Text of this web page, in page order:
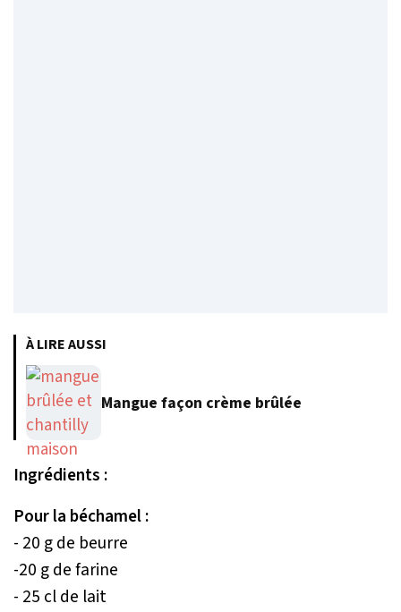
À LIRE AUSSI
Mangue façon crème brûlée
Ingrédients :
Pour la béchamel :
- 20 g de beurre
-20 g de farine
- 25 cl de lait